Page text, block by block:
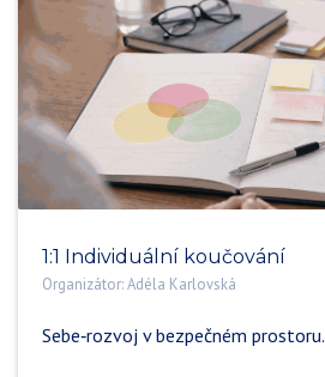
1:1 Individuální koučování
Organizátor:Adéla Karlovská
Sebe‑rozvoj v bezpečném prostoru.